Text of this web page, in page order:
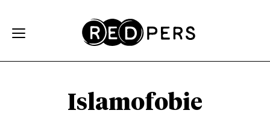
Islamofobie